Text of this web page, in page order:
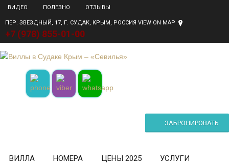
ВИДЕО ПОЛЕЗНО ОТЗЫВЫ
ПЕР. ЗВЕЗДНЫЙ, 17, Г. СУДАК, КРЫМ, РОССИЯ VIEW ON MAP
+7 (978) 855-01-00
ЗАБРОНИРОВАТЬ
ВИЛЛА НОМЕРА ЦЕНЫ 2025 УСЛУГИ